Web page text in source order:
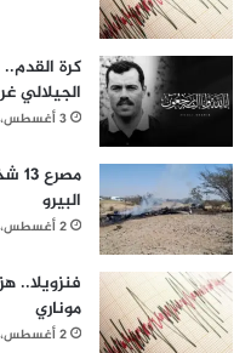
كرة
الجيلالي
3 أغسطس، 2026
البيرو
2 أغسطس، 2026
موناري
2 أغسطس، 2026